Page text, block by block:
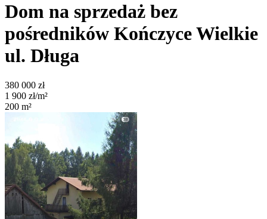
Dom na sprzedaż bez
pośredników Kończyce Wielkie
ul. Długa
380 000 zł
1 900 zł/m²
200 m²